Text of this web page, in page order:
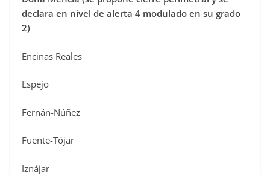
declara en nivel de alerta 4 modulado en su grado
2)
Encinas Reales
Espejo
Fernán-Núñez
Fuente-Tójar
Iznájar